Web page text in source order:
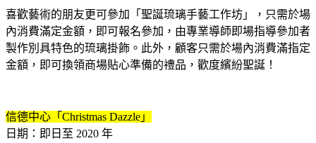
喜歡藝術的朋友更可參加「聖誕琉璃手藝工作坊」，只需於場
內消費滿定金額，即可報名參加，由專業導師即場指導參加者
製作別具特色的琉璃掛飾。此外，顧客只需於場內消費滿指定
金額，即可換領商場貼心準備的禮品，歡度繽紛聖誕！
信德中心「Christmas Dazzle」
日期：即日至 2020 年